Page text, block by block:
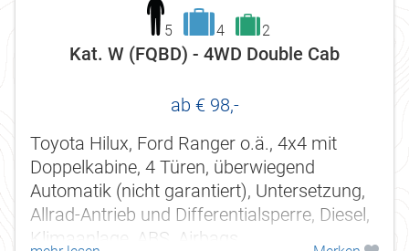
5 4 2
Kat. W (FQBD) - 4WD Double Cab
ab € 98,-
Toyota Hilux, Ford Ranger o.ä., 4x4 mit
Doppelkabine, 4 Türen, überwiegend
Automatik (nicht garantiert), Untersetzung,
Allrad-Antrieb und Differentialsperre, Diesel,
Klimaanlage, ABS, Airbags,